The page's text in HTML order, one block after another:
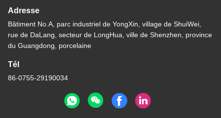
Adresse
Bâtiment No.A, parc industriel de YongXin, village de ShuiWei,
rue de DaLang, secteur de LongHua, ville de Shenzhen, province
du Guangdong, porcelaine
Tél
86-0755-29190034